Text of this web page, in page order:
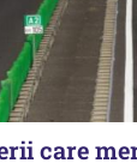
care